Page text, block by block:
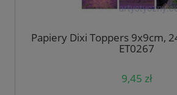
Papiery Dixi Toppers 9x9cm,
ET0267
9,45 zł